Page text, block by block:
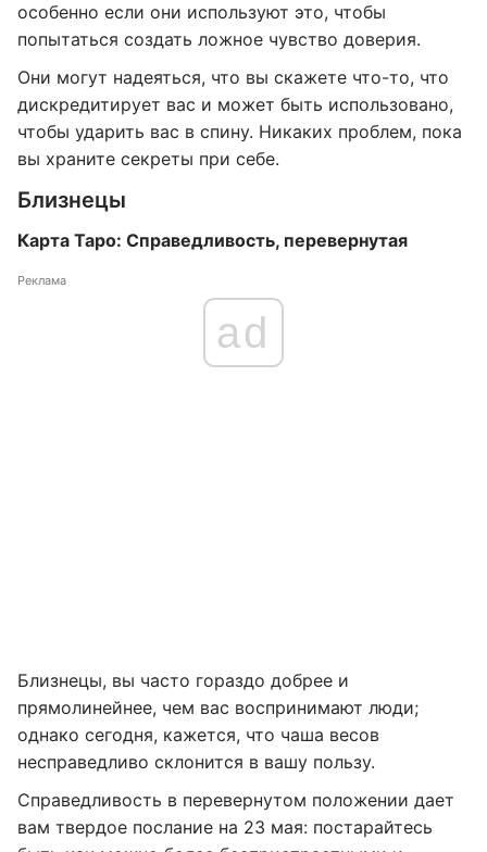
особенно если они используют это, чтобы
попытаться создать ложное чувство доверия.
Они могут надеяться, что вы скажете что-то, что
дискредитирует вас и может быть использовано,
чтобы ударить вас в спину. Никаких проблем, пока
вы храните секреты при себе.
Близнецы
Карта Таро: Справедливость, перевернутая
Реклама
ad
Близнецы, вы часто гораздо добрее и
прямолинейнее, чем вас воспринимают люди;
однако сегодня, кажется, что чаша весов
несправедливо склонится в вашу пользу.
Справедливость в перевернутом положении дает
вам твердое послание на 23 мая: постарайтесь